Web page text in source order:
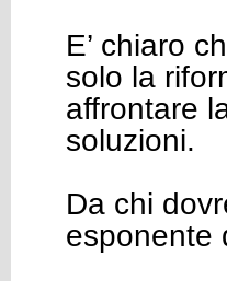
E’ chiaro
solo la
affrontare
soluzioni.
Da chi
esponente